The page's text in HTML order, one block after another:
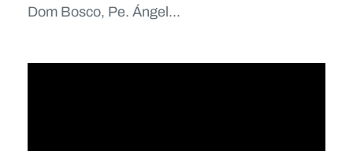
Dom Bosco, Pe. Ángel...